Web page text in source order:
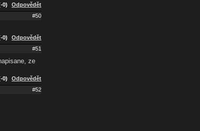
0) Odpovědět
#50
0) Odpovědět
#51
ze
0) Odpovědět
#52